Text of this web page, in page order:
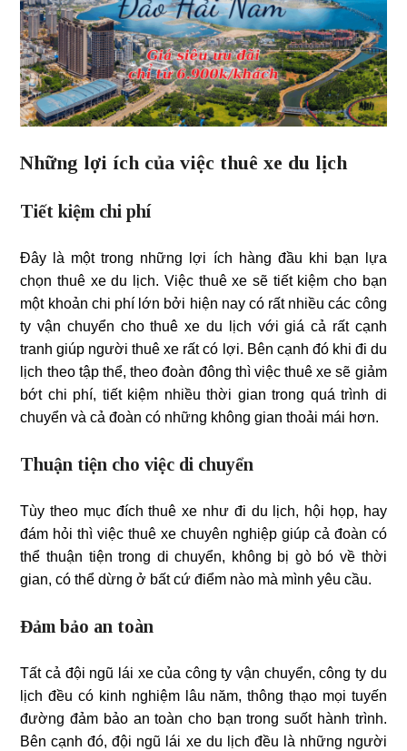
Những lợi ích của việc thuê xe du lịch
Tiết kiệm chi phí
Đây là một trong những lợi ích hàng đầu khi bạn lựa
chọn thuê xe du lịch. Việc thuê xe sẽ tiết kiệm cho bạn
một khoản chi phí lớn bởi hiện nay có rất nhiều các công
ty vận chuyển cho thuê xe du lịch với giá cả rất cạnh
tranh giúp người thuê xe rất có lợi. Bên cạnh đó khi đi du
lịch theo tập thể, theo đoàn đông thì việc thuê xe sẽ giảm
bớt chi phí, tiết kiệm nhiều thời gian trong quá trình di
chuyển và cả đoàn có những không gian thoải mái hơn.
Thuận tiện cho việc di chuyển
Tùy theo mục đích thuê xe như đi du lịch, hội họp, hay
đám hỏi thì việc thuê xe chuyên nghiệp giúp cả đoàn có
thể thuận tiện trong di chuyển, không bị gò bó về thời
gian, có thể dừng ở bất cứ điểm nào mà mình yêu cầu.
Đảm bảo an toàn
Tất cả đội ngũ lái xe của công ty vận chuyển, công ty du
lịch đều có kinh nghiệm lâu năm, thông thạo mọi tuyến
đường đảm bảo an toàn cho bạn trong suốt hành trình.
Bên cạnh đó, đội ngũ lái xe du lịch đều là những người